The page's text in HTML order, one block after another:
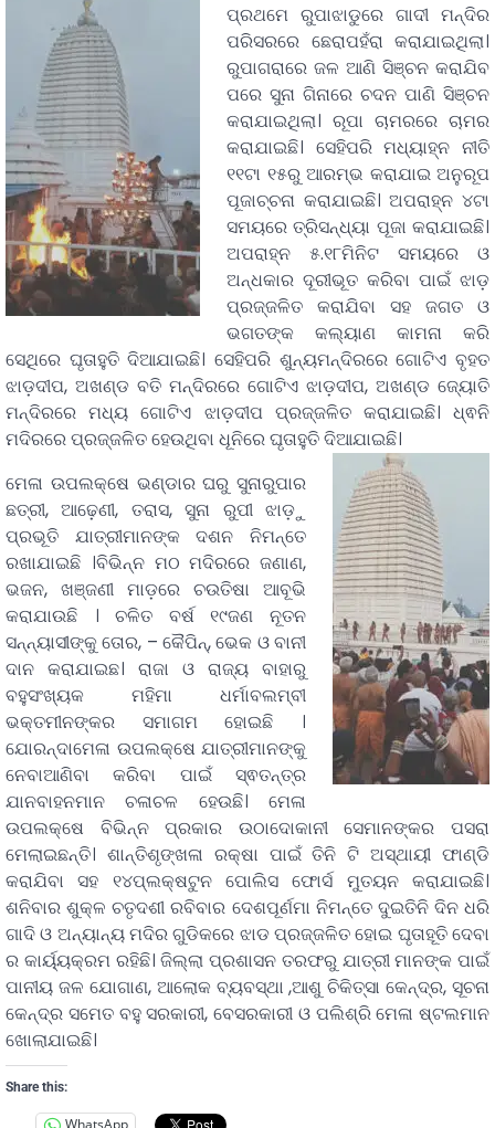
ପ୍ରଥମେ ରୁପାଝାଡୁରେ ଗାଦୀ ମନ୍ଦିର
ପରିସରରେ ଛେରାପହଁରା କରାଯାଇଥିଲା।
ରୁପାଗରାରେ ଜଳ ଆଣି ସିଞ୍ଚନ କରାଯିବ
ପରେ ସୁନା ଗିନାରେ ଚଦନ ପାଣି ସିଞ୍ଚନ
କରାଯାଇଥିଲା। ରୂପା ଚାମରରେ ଚାମର
କରାଯାଇଛି। ସେହିପରି ମଧ୍ୟାହ୍ନ ନୀତି
୧୧ଟା ୧୫ରୁ ଆରମ୍ଭ କରାଯାଇ ଅନୁରୂପ
ପୂଜାଚ୍ଚନା କରାଯାଇଛି। ଅପରାହ୍ନ ୪ଟା
ସମୟରେ ତ୍ରିସନ୍ଧ୍ୟା ପୂଜା କରାଯାଇଛି।
ଅପରାହ୍ନ ୫.୧୮ମିନିଟ ସମୟରେ ଓ
ଅନ୍ଧକାର ଦୂରୀଭୂତ କରିବା ପାଇଁ ଝାଡ଼
ପ୍ରଜ୍ଜଳିତ କରାଯିବା ସହ ଜଗତ ଓ
ଭଗତଙ୍କ କଲ୍ୟାଣ କାମନା କରି
ସେଥିରେ ଘୃତାହୁତି ଦିଆଯାଇଛି। ସେହିପରି ଶୁନ୍ୟମନ୍ଦିରରେ ଗୋଟିଏ ବୃହତ
ଝାଡ଼ଦୀପ, ଅଖଣ୍ଡ ବତି ମନ୍ଦିରରେ ଗୋଟିଏ ଝାଡ଼ଦୀପ, ଅଖଣ୍ଡ ଜ୍ୟୋତି
ମନ୍ଦିରରେ ମଧ୍ୟ ଗୋଟିଏ ଝାଡ଼ଦୀପ ପ୍ରଜ୍ଜଳିତ କରାଯାଇଛି। ଧ୍ଵନି
ମଦିରରେ ପ୍ରଜ୍ଜଳିତ ହେଉଥିବା ଧୂନିରେ ଘୃତାହୁତି ଦିଆଯାଇଛି।
ମେଳା ଉପଲକ୍ଷେ ଭଣ୍ଡାର ଘରୁ ସୁନାରୁପାର
ଛତ୍ରୀ, ଆଢ଼େଣୀ, ତରାସ, ସୁନା ରୁପୀ ଝାଡ଼ୁ
ପ୍ରଭୂତି ଯାତ୍ରୀମାନଙ୍କ ଦଶନ ନିମନ୍ତେ
ରଖାଯାଇଛି ।ବିଭିନ୍ନ ମଠ ମଦିରରେ ଜଣାଣ,
ଭଜନ, ଖଞ୍ଜଣୀ ମାଡ଼ରେ ଚଉତିଷା ଆବୂଭି
କରାଯାଉଛି । ଚଳିତ ବର୍ଷ ୧୯ଜଣ ନୂତନ
ସନ୍ନ୍ୟାସୀଙ୍କୁ ତୋର, – କୈପିନ୍, ଭେକ ଓ ବାନୀ
ଦାନ କରାଯାଇଛ। ରାଜା ଓ ରାଜ୍ୟ ବାହାରୁ
ବହୁସଂଖ୍ୟକ ମହିମା ଧର୍ମାବଲମ୍ବୀ
ଭକ୍ତମୀନଙ୍କର ସମାଗମ ହୋଇଛି ।
ଯୋରନ୍ଦାମେଳା ଉପଲକ୍ଷେ ଯାତ୍ରୀମାନଙ୍କୁ
ନେବାଆଣିବା କରିବା ପାଇଁ ସ୍ଵତନ୍ତ୍ର
ଯାନବାହନମାନ ଚଳାଚଳ ହେଉଛି। ମେଳା
ଉପଲକ୍ଷେ ବିଭିନ୍ନ ପ୍ରକାର ଉଠାଦୋକାନୀ ସେମାନଙ୍କର ପସରା
ମେଲାଇଛନ୍ତି। ଶାନ୍ତିଶୃଙ୍ଖଳା ରକ୍ଷା ପାଇଁ ତିନି ଟି ଅସ୍ଥାୟୀ ଫାଣ୍ଡି
କରାଯିବା ସହ ୧୪ପ୍ଲକ୍ଷଟୁନ ପୋଲିସ ଫୋର୍ସ ମୁତୟନ କରାଯାଇଛି।
ଶନିବାର ଶୁକ୍ଳ ଚତୃଦଶୀ ରବିବାର ଦେଶପୂର୍ଣମା ନିମନ୍ତେ ଦୁଇତିନି ଦିନ ଧରି
ଗାଦି ଓ ଅନ୍ୟାନ୍ୟ ମଦିର ଗୁଡିକରେ ଝାଡ ପ୍ରଜ୍ଜଳିତ ହୋଇ ଘୃତାହୂତି ଦେବା
ର କାର୍ୟ୍ୟକ୍ରମ ରହିଛି। ଜିଲ୍ଲା ପ୍ରଶାସନ ତରଫରୁ ଯାତ୍ରୀ ମାନଙ୍କ ପାଇଁ
ପାନୀୟ ଜଳ ଯୋଗାଣ, ଆଲୋକ ବ୍ୟବସ୍ଥା ,ଆଶୁ ଚିକିତ୍ସା କେନ୍ଦ୍ର, ସୂଚନା
କେନ୍ଦ୍ର ସମେତ ବହୁ ସରକାରୀ, ବେସରକାରୀ ଓ ପଲିଶ୍ରି ମେଳା ଷ୍ଟଲମାନ
ଖୋଲାଯାଇଛି।
Share this:
WhatsApp